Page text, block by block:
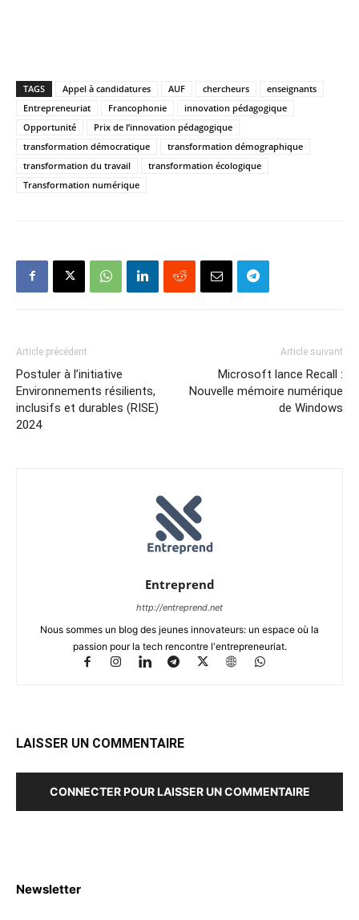
TAGS Appel à candidatures AUF chercheurs
enseignants
Entrepreneuriat
Francophonie
innovation pédagogique
Opportunité
Prix de l’innovation pédagogique
transformation démocratique
transformation démographique
transformation du travail
transformation écologique
Transformation numérique
Article précédent
Postuler à l’initiative
Environnements résilients,
inclusifs et durables (RISE)
2024
Article suivant
Microsoft lance Recall :
Nouvelle mémoire numérique
de Windows
Entreprend
http://entreprend.net
Nous sommes un blog des jeunes innovateurs: un espace où la
passion pour la tech rencontre l'entrepreneuriat.
LAISSER UN COMMENTAIRE
CONNECTER POUR LAISSER UN COMMENTAIRE
Newsletter